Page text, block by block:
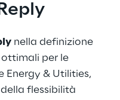
nella definizione
per le
Energy & Utilities,
flessibilità